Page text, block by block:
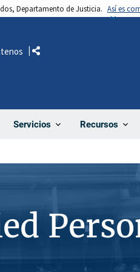
Departamento de Justicia. Así es
Servicios Recursos
Comparte